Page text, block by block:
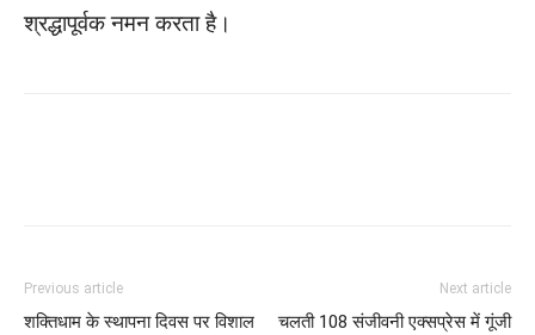
श्रद्धापूर्वक नमन करता है।
Previous article
शक्तिधाम के स्थापना दिवस पर विशाल
Next article
चलती 108 संजीवनी एक्सप्रेस में गूंजी